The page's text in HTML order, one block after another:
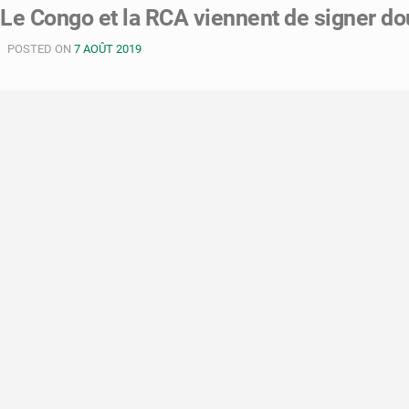
Le Congo et la RCA viennent de signer
POSTED ON 7 AOÛT 2019